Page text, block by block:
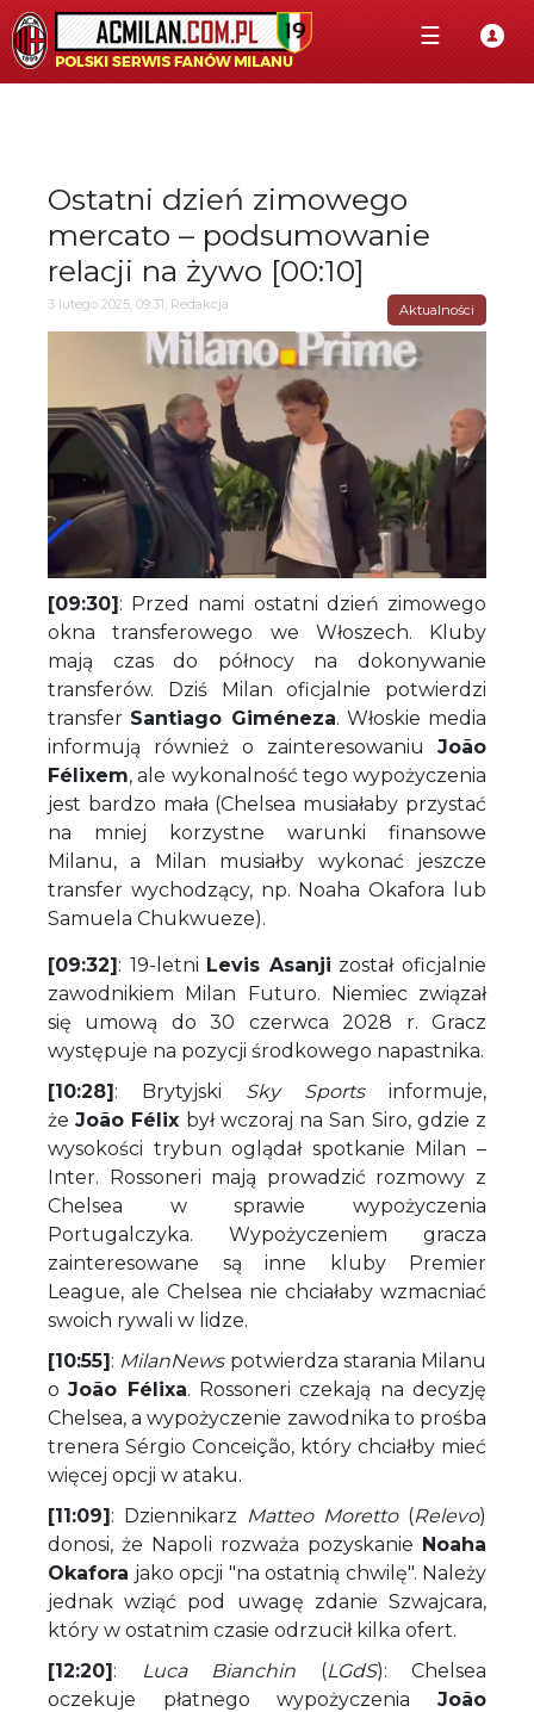
☰
Ostatni dzień zimowego
mercato – podsumowanie
relacji na żywo [00:10]
3 lutego 2025, 09:31, Redakcja Aktualności
[09:30]: Przed nami ostatni dzień zimowego
okna transferowego we Włoszech. Kluby
mają czas do północy na dokonywanie
transferów. Dziś Milan oficjalnie potwierdzi
transfer Santiago Giméneza. Włoskie media
informują również o zainteresowaniu João
Félixem, ale wykonalność tego wypożyczenia
jest bardzo mała (Chelsea musiałaby przystać
na mniej korzystne warunki finansowe
Milanu, a Milan musiałby wykonać jeszcze
transfer wychodzący, np. Noaha Okafora lub
Samuela Chukwueze).
[09:32]: 19-letni Levis Asanji został oficjalnie
zawodnikiem Milan Futuro. Niemiec związał
się umową do 30 czerwca 2028 r. Gracz
występuje na pozycji środkowego napastnika.
[10:28]: Brytyjski Sky Sportsinformuje,
żeJoão Félix był wczoraj na San Siro, gdzie z
wysokości trybun oglądał spotkanie Milan –
Inter. Rossoneri mają prowadzić rozmowy z
Chelsea w sprawie wypożyczenia
Portugalczyka. Wypożyczeniem gracza
zainteresowane są inne kluby Premier
League, ale Chelsea nie chciałaby wzmacniać
swoich rywali w lidze.
[10:55]: MilanNewspotwierdza starania Milanu
oJoão Félixa. Rossoneri czekają na decyzję
Chelsea, a wypożyczenie zawodnika to prośba
trenera Sérgio Conceição, który chciałby mieć
więcej opcji w ataku.
[11:09]: Dziennikarz Matteo Moretto(Relevo)
donosi, że Napoli rozważa pozyskanie Noaha
Okafora jako opcji "na ostatnią chwilę". Należy
jednak wziąć pod uwagę zdanie Szwajcara,
który w ostatnim czasie odrzucił kilka ofert.
[12:20]: Luca Bianchin (LGdS): Chelsea
oczekuje płatnego wypożyczenia João